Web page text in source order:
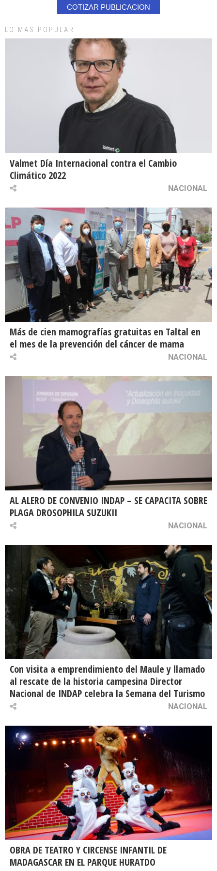
COTIZAR PUBLICACION
LO MAS POPULAR
Valmet Día Internacional contra el Cambio
Climático 2022
NACIONAL
Más de cien mamografías gratuitas en Taltal en
el mes de la prevención del cáncer de mama
NACIONAL
AL ALERO DE CONVENIO INDAP – SE CAPACITA SOBRE
PLAGA DROSOPHILA SUZUKII
NACIONAL
Con visita a emprendimiento del Maule y llamado
al rescate de la historia campesina Director
Nacional de INDAP celebra la Semana del Turismo
NACIONAL
OBRA DE TEATRO Y CIRCENSE INFANTIL DE
MADAGASCAR EN EL PARQUE HURATDO